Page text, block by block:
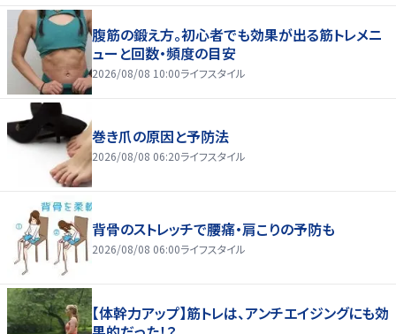
腹筋の鍛え方。初心者でも効果が出る筋トレメニ
ューと回数・頻度の目安
2026/08/08 10:00ライフスタイル
巻き爪の原因と予防法
2026/08/08 06:20ライフスタイル
背骨のストレッチで腰痛・肩こりの予防も
2026/08/08 06:00ライフスタイル
【体幹力アップ】筋トレは、アンチエイジングにも効